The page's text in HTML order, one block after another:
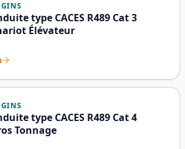
type CACES R489 Cat 3
Élévateur
type CACES R489 Cat 4
Tonnage